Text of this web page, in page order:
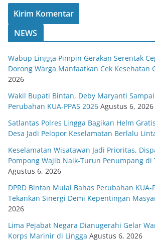
NEWS
Wabup Lingga Pimpin Gerakan Serentak
Dorong Warga Manfaatkan Cek Kesehatan
2026
Wakil Bupati Bintan, Deby Maryanti
Perubahan KUA-PPAS 2026 Agustus 6, 2026
Satlantas Polres Lingga Bagikan Helm
Desa Jadi Pelopor Keselamatan Berlalu
Keselamatan Wisatawan Jadi Prioritas,
Pompong Wajib Naik-Turun Penumpang di
Agustus 6, 2026
DPRD Bintan Mulai Bahas Perubahan KUA-
Tekankan Sinergi Demi Kepentingan
2026
Lima Pejabat Negara Dianugerahi Gelar
Korps Marinir di Lingga Agustus 6, 2026